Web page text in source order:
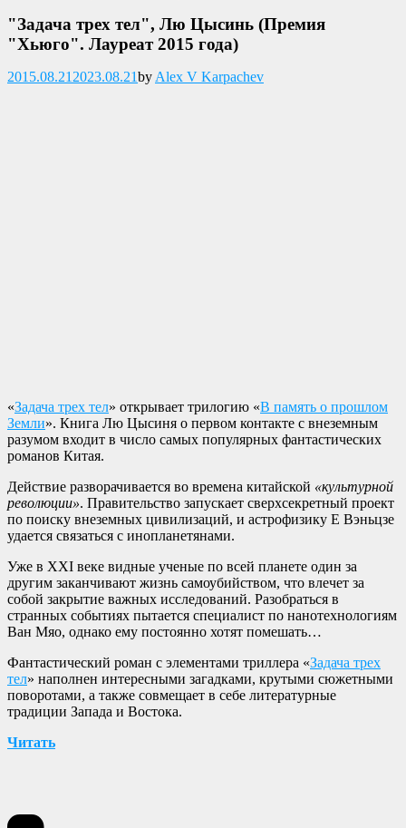
"Задача трех тел", Лю Цысинь (Премия
"Хьюго". Лауреат 2015 года)
Опубликовано
2015.08.21 2023.08.21by Alex V Karpachev
«Задача трех тел» открывает трилогию «В память о прошлом
Земли». Книга Лю Цысиня о первом контакте с внеземным
разумом входит в число самых популярных фантастических
романов Китая.
Действие разворачивается во времена китайской «культурной
революции». Правительство запускает сверхсекретный проект
по поиску внеземных цивилизаций, и астрофизику Е Вэньцзе
удается связаться с инопланетянами.
Уже в XXI веке видные ученые по всей планете один за
другим заканчивают жизнь самоубийством, что влечет за
собой закрытие важных исследований. Разобраться в
странных событиях пытается специалист по нанотехнологиям
Ван Мяо, однако ему постоянно хотят помешать…
Фантастический роман с элементами триллера «Задача трех
тел» наполнен интересными загадками, крутыми сюжетными
поворотами, а также совмещает в себе литературные
традиции Запада и Востока.
Читать